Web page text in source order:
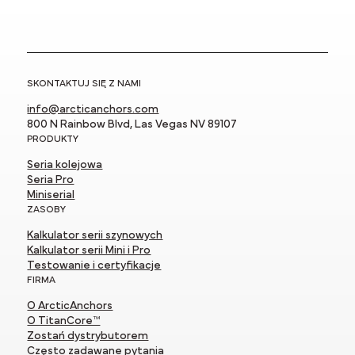
SKONTAKTUJ SIĘ Z NAMI
info@arcticanchors.com
800 N Rainbow Blvd, Las Vegas NV 89107
PRODUKTY
Seria kolejowa
Seria Pro
Miniserial
ZASOBY
Kalkulator serii szynowych
Kalkulator serii Mini i Pro
Testowanie i certyfikacje
FIRMA
O ArcticAnchors
O TitanCore™
Zostań dystrybutorem
Często zadawane pytania